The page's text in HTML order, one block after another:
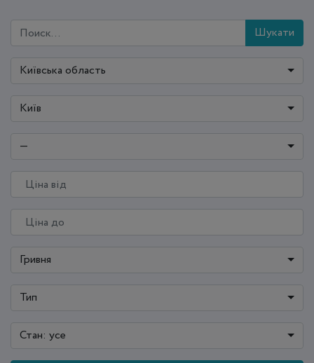
Шукати
Київська область
Київ
—
Гривня
Тип
Стан: усе